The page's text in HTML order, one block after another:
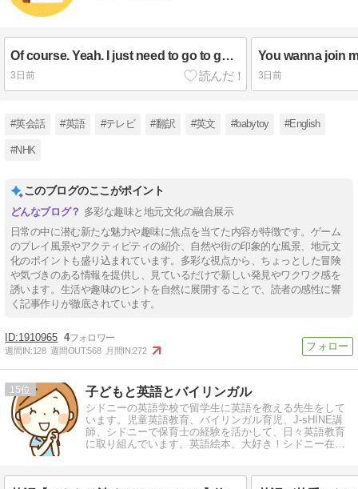
Of course. Yeah. I just need to go to get a drink first.
3日前
You wanna join
3日前
#英会話 #英語 #テレビ #翻訳 #英文 #babytoy #English
#NHK
このブログのここがポイント
多彩な趣味と地元文化の融合展示
日常の中に潜む新たな魅力や趣味に焦点を当てた内容が特徴です。ゲーム
のプレイ風景やアクティビティの紹介、自然や街の印象的な風景、地元文
化のポイントも盛り込まれています。多彩な視点から、ちょっとした冒険
や気づきのある情報を提供し、見ているだけで新しい発見やワクワク感を
誘います。生活や趣味のヒントを自然に展開することで、読者の感性に響
く記事作りが徹底されています。
1910965 4
週間IN:128 週間OUT:568 月間IN:272
15 子どもと英語とバイリンガル
シドニーの英語学校で留学生に英語を教える先生をして
います。児童英語教育、バイリンガル育児、J-sHINE講
師、シドニーで保育士の経験を活かして、日々英語教育
に取り組んでいます。英語絵本、大好き！シドニー在